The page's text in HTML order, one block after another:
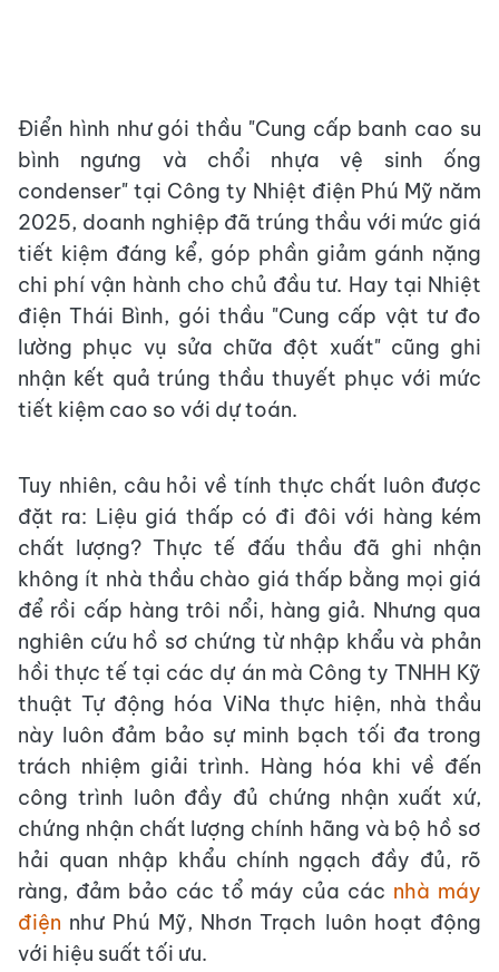
Điển hình như gói thầu "Cung cấp banh cao su
bình ngưng và chổi nhựa vệ sinh ống
condenser" tại Công ty Nhiệt điện Phú Mỹ năm
2025, doanh nghiệp đã trúng thầu với mức giá
tiết kiệm đáng kể, góp phần giảm gánh nặng
chi phí vận hành cho chủ đầu tư. Hay tại Nhiệt
điện Thái Bình, gói thầu "Cung cấp vật tư đo
lường phục vụ sửa chữa đột xuất" cũng ghi
nhận kết quả trúng thầu thuyết phục với mức
tiết kiệm cao so với dự toán.
Tuy nhiên, câu hỏi về tính thực chất luôn được
đặt ra: Liệu giá thấp có đi đôi với hàng kém
chất lượng? Thực tế đấu thầu đã ghi nhận
không ít nhà thầu chào giá thấp bằng mọi giá
để rồi cấp hàng trôi nổi, hàng giả. Nhưng qua
nghiên cứu hồ sơ chứng từ nhập khẩu và phản
hồi thực tế tại các dự án mà Công ty TNHH Kỹ
thuật Tự động hóa ViNa thực hiện, nhà thầu
này luôn đảm bảo sự minh bạch tối đa trong
trách nhiệm giải trình. Hàng hóa khi về đến
công trình luôn đầy đủ chứng nhận xuất xứ,
chứng nhận chất lượng chính hãng và bộ hồ sơ
hải quan nhập khẩu chính ngạch đầy đủ, rõ
ràng, đảm bảo các tổ máy của các nhà máy
điện như Phú Mỹ, Nhơn Trạch luôn hoạt động
với hiệu suất tối ưu.